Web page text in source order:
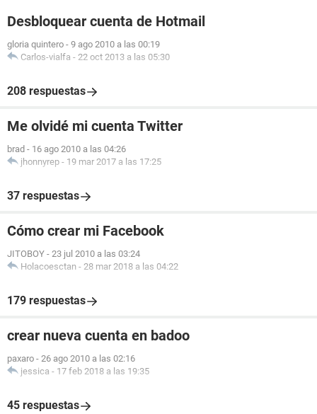
Desbloquear cuenta de Hotmail
gloria quintero - 9 ago 2010 a las 00:19
Carlos-vialfa - 22 oct 2013 a las 05:30
208 respuestas
Me olvidé mi cuenta Twitter
brad - 16 ago 2010 a las 04:26
jhonnyrep - 19 mar 2017 a las 17:25
37 respuestas
Cómo crear mi Facebook
JITOBOY - 23 jul 2010 a las 03:24
Holacoesctan - 28 mar 2018 a las 04:22
179 respuestas
crear nueva cuenta en badoo
paxaro - 26 ago 2010 a las 02:16
jessica - 17 feb 2018 a las 19:35
45 respuestas